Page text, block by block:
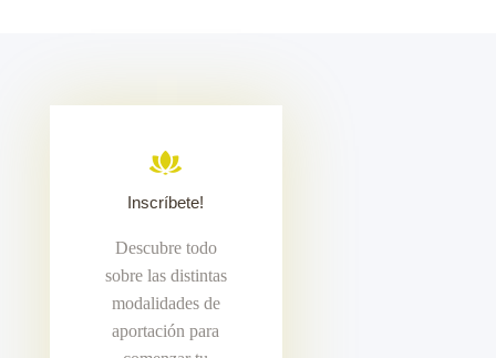
Inscríbete!
Descubre todo
sobre las distintas
modalidades de
aportación para